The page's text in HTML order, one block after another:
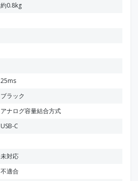
約0.8kg
25ms
ブラック
アナログ容量結合方式
USB-C
未対応
不適合